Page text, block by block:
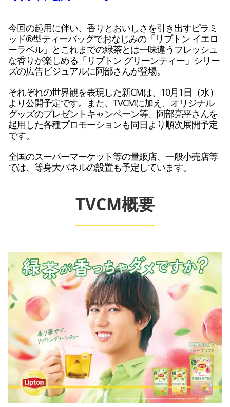
今回の起用に伴い、香りとおいしさを引き出すピラミ
ッド®型ティーバッグでおなじみの「リプトン イエロ
ーラベル」とこれまでの緑茶とは一味違うフレッシュ
な香りが楽しめる「リプトン グリーンティー」シリー
ズの広告ビジュアルに阿部さんが登場。
それぞれの世界観を表現した新CMは、10月1日（水）
より公開予定です。また、TVCMに加え、オリジナル
グッズのプレゼントキャンペーン等、阿部亮平さんを
起用した各種プロモーションも同日より順次展開予定
です。
全国のスーパーマーケット等の量販店、一般小売店等
では、等身大パネルの設置も予定しています。
TVCM概要